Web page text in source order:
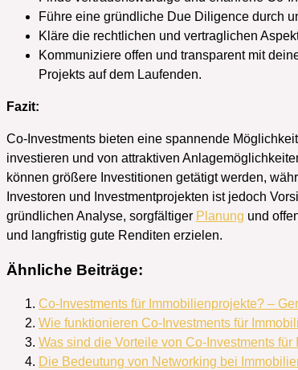
Führe eine gründliche Due Diligence durch
Kläre die rechtlichen und vertraglichen
Kommuniziere offen und transparent mit
Projekts auf dem Laufenden.
Fazit:
Co-Investments bieten eine spannende
investieren und von attraktiven
können größere Investitionen getätigt werden,
Investoren und Investmentprojekten ist jedoch
gründlichen Analyse, sorgfältiger Planung und
und langfristig gute Renditen erzielen.
Ähnliche Beiträge:
Co-Investments für Immobilienprojekte? –
Wie funktionieren Co-Investments für
Was sind die Vorteile von Co-Investments
Die Bedeutung von Networking bei